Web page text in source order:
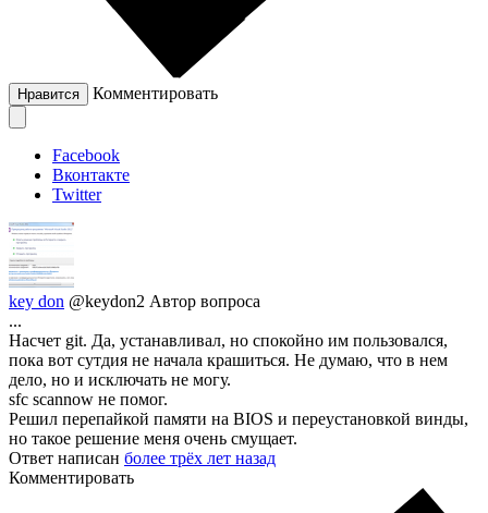
Нравится Комментировать
Facebook
Вконтакте
Twitter
key don @keydon2 Автор вопроса
...
Насчет git. Да, устанавливал, но спокойно им пользовался,
пока вот сутдия не начала крашиться. Не думаю, что в нем
дело, но и исключать не могу.
sfc scannow не помог.
Решил перепайкой памяти на BIOS и переустановкой винды,
но такое решение меня очень смущает.
Ответ написан более трёх лет назад
Комментировать